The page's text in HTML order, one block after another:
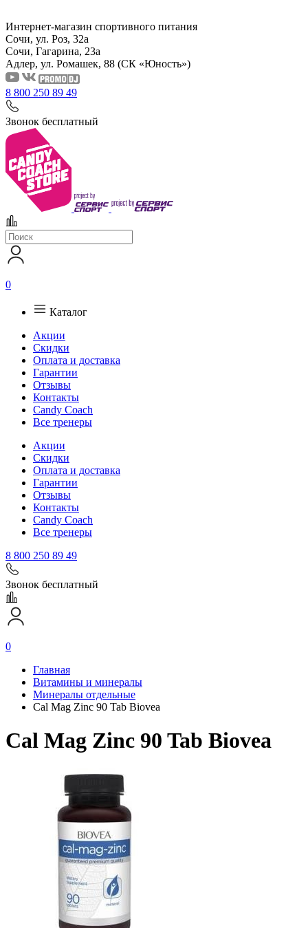
Интернет-магазин спортивного питания
Сочи, ул. Роз, 32а
Сочи, Гагарина, 23а
Адлер, ул. Ромашек, 88 (СК «Юность»)
8 800 250 89 49
Звонок бесплатный
0
Каталог
Акции
Скидки
Оплата и доставка
Гарантии
Отзывы
Контакты
Candy Coach
Все тренеры
Акции
Скидки
Оплата и доставка
Гарантии
Отзывы
Контакты
Candy Coach
Все тренеры
8 800 250 89 49
Звонок бесплатный
0
Главная
Витамины и минералы
Минералы отдельные
Cal Mag Zinc 90 Tab Biovea
Cal Mag Zinc 90 Tab Biovea